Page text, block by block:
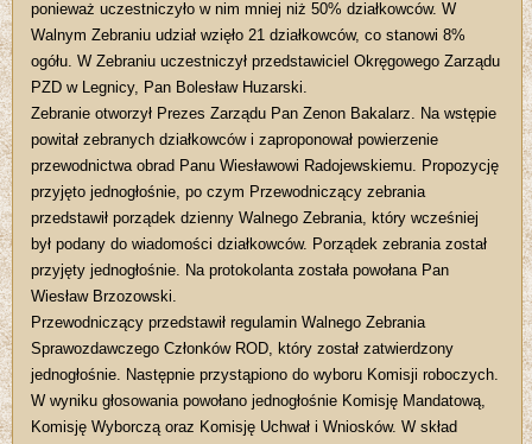
ponieważ uczestniczyło w nim mniej niż 50% działkowców. W
Walnym Zebraniu udział wzięło 21 działkowców, co stanowi 8%
ogółu. W Zebraniu uczestniczył przedstawiciel Okręgowego Zarządu
PZD w Legnicy, Pan Bolesław Huzarski.
Zebranie otworzył Prezes Zarządu Pan Zenon Bakalarz. Na wstępie
powitał zebranych działkowców i zaproponował powierzenie
przewodnictwa obrad Panu Wiesławowi Radojewskiemu. Propozycję
przyjęto jednogłośnie, po czym Przewodniczący zebrania
przedstawił porządek dzienny Walnego Zebrania, który wcześniej
był podany do wiadomości działkowców. Porządek zebrania został
przyjęty jednogłośnie. Na protokolanta została powołana Pan
Wiesław Brzozowski.
Przewodniczący przedstawił regulamin Walnego Zebrania
Sprawozdawczego Członków ROD, który został zatwierdzony
jednogłośnie. Następnie przystąpiono do wyboru Komisji roboczych.
W wyniku głosowania powołano jednogłośnie Komisję Mandatową,
Komisję Wyborczą oraz Komisję Uchwał i Wniosków. W skład